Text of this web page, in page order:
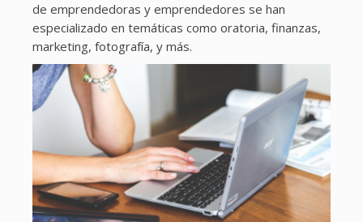
de emprendedoras y emprendedores se han
especializado en temáticas como oratoria, finanzas,
marketing, fotografía, y más.